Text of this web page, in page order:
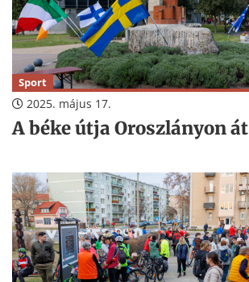
Sport
2025. május 17.
A béke útja Oroszlányon át